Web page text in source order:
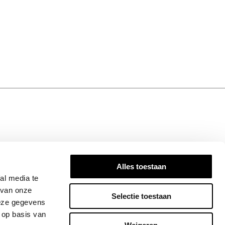
media te
onze
gegevens
basis van
Alles toestaan
Selectie toestaan
Subscribe to our newsletter for the
exclusive insights, and stories that
the Bandhu community today!
INSCHRIJVEN